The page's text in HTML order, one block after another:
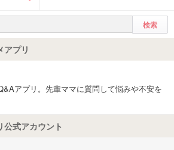
アプリ
アプリ。先輩ママに質問して悩みや不安を
公式アカウント